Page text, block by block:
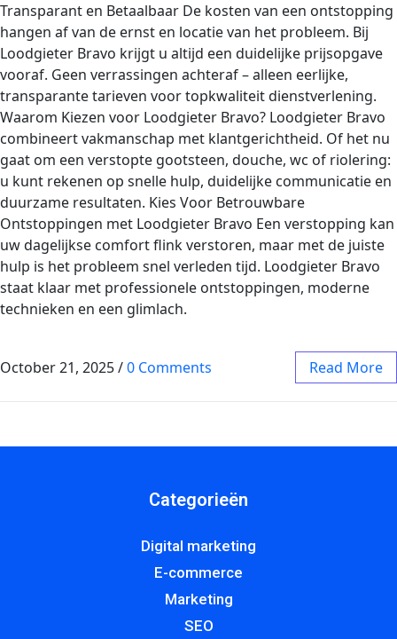
Transparant en Betaalbaar De kosten van een ontstopping
hangen af van de ernst en locatie van het probleem. Bij
Loodgieter Bravo krijgt u altijd een duidelijke prijsopgave
vooraf. Geen verrassingen achteraf – alleen eerlijke,
transparante tarieven voor topkwaliteit dienstverlening.
Waarom Kiezen voor Loodgieter Bravo? Loodgieter Bravo
combineert vakmanschap met klantgerichtheid. Of het nu
gaat om een verstopte gootsteen, douche, wc of riolering:
u kunt rekenen op snelle hulp, duidelijke communicatie en
duurzame resultaten. Kies Voor Betrouwbare
Ontstoppingen met Loodgieter Bravo Een verstopping kan
uw dagelijkse comfort flink verstoren, maar met de juiste
hulp is het probleem snel verleden tijd. Loodgieter Bravo
staat klaar met professionele ontstoppingen, moderne
technieken en een glimlach.
October 21, 2025/0 Comments Read More
Categorieën
Digital marketing
E-commerce
Marketing
SEO